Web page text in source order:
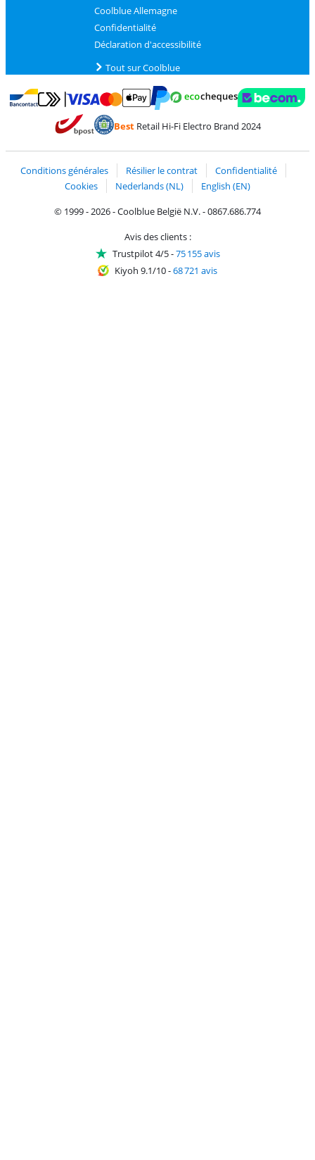
Coolblue Allemagne
Confidentialité
Déclaration d'accessibilité
Tout sur Coolblue
Payer avec Bancontact
Payer avec MasterCard et Visa via ClickToPay
BestRetail Hi-Fi Electro Brand 2024
Conditions générales Résilier le contrat
Confidentialité
Cookies
Nederlands (NL)
English (EN)
© 1999 - 2026 - Coolblue België N.V. - 0867.686.774
Avis des clients :
Trustpilot 4/5-75 155 avis
Kiyoh 9.1/10-68 721 avis